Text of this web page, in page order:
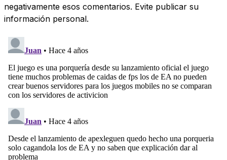
negativamente esos comentarios. Evite publicar su
información personal.